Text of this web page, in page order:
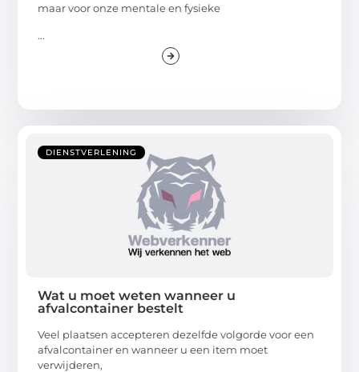
maar voor onze mentale en fysieke
...
DIENSTVERLENING
Wat u moet weten wanneer u
afvalcontainer bestelt
Veel plaatsen accepteren dezelfde volgorde voor een
afvalcontainer en wanneer u een item moet
verwijderen,